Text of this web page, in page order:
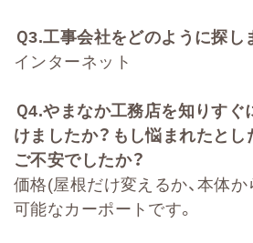
Ｑ3.工事会社をどのように探し
インターネット
Ｑ4.やまなか工務店を知りすぐ
けましたか？もし悩まれたと
ご不安でしたか？
価格(屋根だけ変えるか、本体
可能なカーポートです。